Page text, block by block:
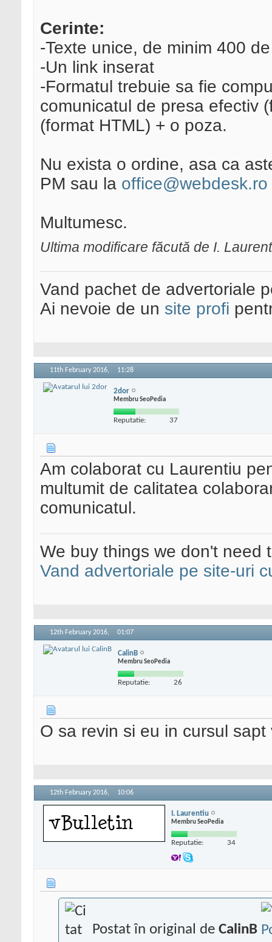
Cerinte:
-Texte unice, de minim 400
-Un link inserat
-Formatul trebuie sa fie
comunicatul de presa efectiv
(format HTML) + o poza.
Nu exista o ordine, asa ca
PM sau la office@webdesk.ro
Multumesc.
Ultima modificare făcută de I.
Vand pachet de advertoriale
Ai nevoie de un site profi
11th February 2016, 11:28
2dor
Membru SeoPedia
Reputatie: 37
Am colaborat cu Laurentiu
multumit de calitatea
comunicatul.
We buy things we don't need
Vand advertoriale pe site-uri
12th February 2016, 01:07
CalinB
Membru SeoPedia
Reputatie: 26
O sa revin si eu in cursul
12th February 2016, 10:06
I. Laurentiu
Membru SeoPedia
Reputatie: 34
Postat în original de CalinB